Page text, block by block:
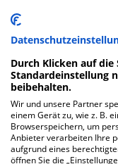
Heilbrunn
Wörnerweg 30
83670 Bad Heilbrunn
Durch Klicken auf
Standardeinstellung
beibehalten.
Wir und unsere Partner
einem Gerät zu, wie z. B.
Browserspeichern, um
Anbieter verarbeiten Ihre
aufgrund eines
öffnen Sie die